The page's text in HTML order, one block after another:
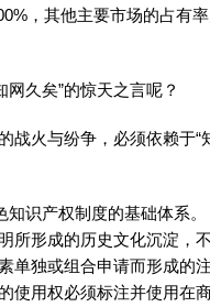
，其他主要市场的占有
久矣”的惊天之言呢？
战火与纷争，必须依赖于“
知识产权制度的基础体系
所形成的历史文化沉淀，
单独或组合申请而形成的
使用权必须标注并使用在